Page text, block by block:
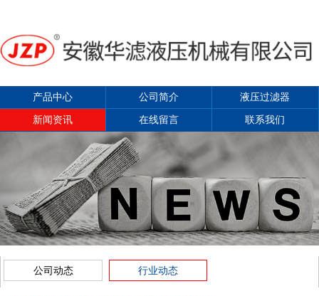
产品中心 公司简介
液压过滤器
新闻资讯
在线留言 联系我们
公司动态 行业动态